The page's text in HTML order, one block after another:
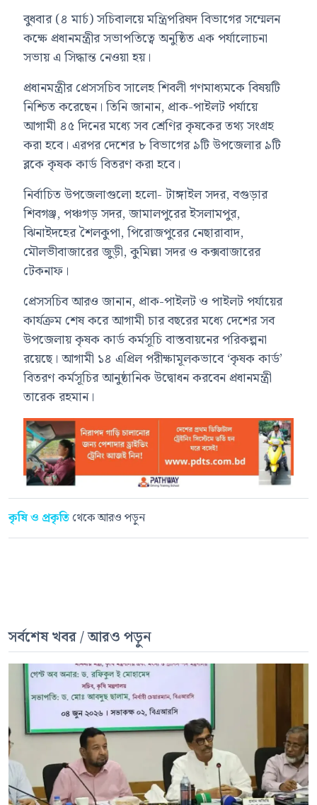
বুধবার (৪ মার্চ) সচিবালয়ে মন্ত্রিপরিষদ বিভাগের সম্মেলন
কক্ষে প্রধানমন্ত্রীর সভাপতিত্বে অনুষ্ঠিত এক পর্যালোচনা
সভায় এ সিদ্ধান্ত নেওয়া হয়।
প্রধানমন্ত্রীর প্রেসসচিব সালেহ শিবলী গণমাধ্যমকে বিষয়টি
নিশ্চিত করেছেন। তিনি জানান, প্রাক-পাইলট পর্যায়ে
আগামী ৪৫ দিনের মধ্যে সব শ্রেণির কৃষকের তথ্য সংগ্রহ
করা হবে। এরপর দেশের ৮ বিভাগের ৯টি উপজেলার ৯টি
ব্লকে কৃষক কার্ড বিতরণ করা হবে।
নির্বাচিত উপজেলাগুলো হলো- টাঙ্গাইল সদর, বগুড়ার
শিবগঞ্জ, পঞ্চগড় সদর, জামালপুরের ইসলামপুর,
ঝিনাইদহের শৈলকুপা, পিরোজপুরের নেছারাবাদ,
মৌলভীবাজারের জুড়ী, কুমিল্লা সদর ও কক্সবাজারের
টেকনাফ।
প্রেসসচিব আরও জানান, প্রাক-পাইলট ও পাইলট পর্যায়ের
কার্যক্রম শেষ করে আগামী চার বছরের মধ্যে দেশের সব
উপজেলায় কৃষক কার্ড কর্মসূচি বাস্তবায়নের পরিকল্পনা
রয়েছে। আগামী ১৪ এপ্রিল পরীক্ষামূলকভাবে ‘কৃষক কার্ড’
বিতরণ কর্মসূচির আনুষ্ঠানিক উদ্বোধন করবেন প্রধানমন্ত্রী
তারেক রহমান।
কৃষি ও প্রকৃতি থেকে আরও পড়ুন
সর্বশেষ খবর / আরও পড়ুন